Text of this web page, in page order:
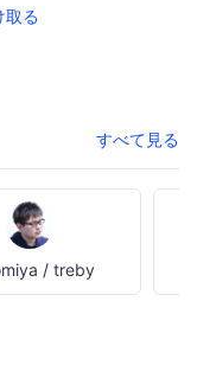
取る
すべて見る
/ treby